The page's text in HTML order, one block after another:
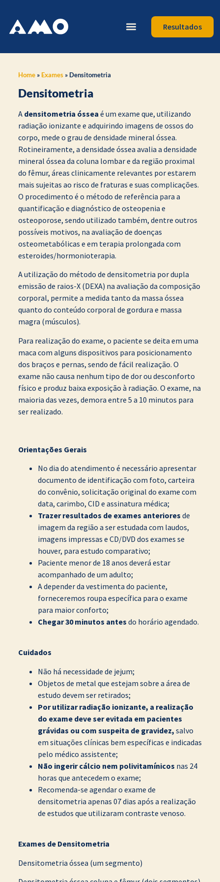
Resultados
Home» Exames» Densitometria
Densitometria
A densitometria óssea é um exame que, utilizando
radiação ionizante e adquirindo imagens de ossos do
corpo, mede o grau de densidade mineral óssea.
Rotineiramente, a densidade óssea avalia a densidade
mineral óssea da coluna lombar e da região proximal
do fêmur, áreas clinicamente relevantes por estarem
mais sujeitas ao risco de fraturas e suas complicações.
O procedimento é o método de referência para a
quantificação e diagnóstico de osteopenia e
osteoporose, sendo utilizado também, dentre outros
possíveis motivos, na avaliação de doenças
osteometabólicas e em terapia prolongada com
esteroides/hormonioterapia.
A utilização do método de densitometria por dupla
emissão de raios-X (DEXA) na avaliação da composição
corporal, permite a medida tanto da massa óssea
quanto do conteúdo corporal de gordura e massa
magra (músculos).
Para realização do exame, o paciente se deita em uma
maca com alguns dispositivos para posicionamento
dos braços e pernas, sendo de fácil realização. O
exame não causa nenhum tipo de dor ou desconforto
físico e produz baixa exposição à radiação. O exame, na
maioria das vezes, demora entre 5 a 10 minutos para
ser realizado.
Orientações Gerais
No dia do atendimento é necessário apresentar
documento de identificação com foto, carteira
do convênio, solicitação original do exame com
data, carimbo, CID e assinatura médica;
Trazer resultados de exames anteriores de
imagem da região a ser estudada com laudos,
imagens impressas e CD/DVD dos exames se
houver, para estudo comparativo;
Paciente menor de 18 anos deverá estar
acompanhado de um adulto;
A depender da vestimenta do paciente,
forneceremos roupa específica para o exame
para maior conforto;
Chegar 30 minutos antes do horário agendado.
Cuidados
Não há necessidade de jejum;
Objetos de metal que estejam sobre a área de
estudo devem ser retirados;
Por utilizar radiação ionizante, a realização
do exame deve ser evitada em pacientes
grávidas ou com suspeita de gravidez, salvo
em situações clínicas bem específicas e indicadas
pelo médico assistente;
Não ingerir cálcio nem polivitamínicos nas 24
horas que antecedem o exame;
Recomenda-se agendar o exame de
densitometria apenas 07 dias após a realização
de estudos que utilizaram contraste venoso.
Exames de Densitometria
Densitometria óssea (um segmento)